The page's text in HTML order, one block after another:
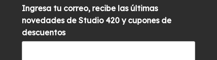
Ingresa tu correo, recibe las últimas
novedades de Studio 420 y cupones de
descuentos